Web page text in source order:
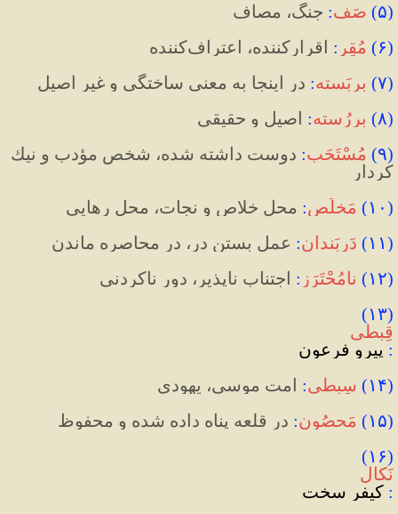
(۵) صَف: جنگ، مصاف
(۶) مُقِر :
اقرار‌کننده، اعتراف‌کننده
(۷) بربَسته: در اینجا به معنی ساختگی و غیر اصیل
(۸) بررُسته: اصیل و حقیقی
(۹) مُسْتَحَب:
كردار
(۱۰) مَخلَص: محل خلاص و نجات، محل رهایی
(۱۱) دَربَندان: عمل بستن در، در محاصره ماندن
(۱۲) نامُحْتَرَز :‌ اجتناب ناپذیر، دور ناکردنی
(۱۳)
قِبطی
: پیرو فرعون
(۱۴) سِبطی: امت موسی، یهودی
(۱۵) مَحصُون: در قلعه پناه داده شده و محفوظ
(۱۶)
نَکال
: کیفر سخت